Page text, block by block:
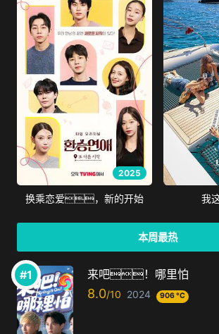
2025
换乘恋爱，新的开始 我
本周最热
来吧！哪里怕
8.0 2024 906 °C